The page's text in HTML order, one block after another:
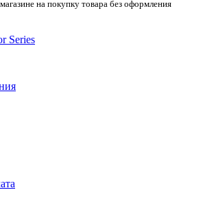
на покупку товара без оформления
Series